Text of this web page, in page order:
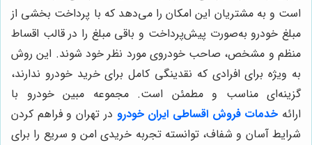
است و به مشتریان این امکان را می‌دهد که با پرداخت بخشی از
مبلغ خودرو به‌صورت پیش‌پرداخت و باقی مبلغ را در قالب اقساط
منظم و مشخص، صاحب خودروی مورد نظر خود شوند. این روش
به ویژه برای افرادی که نقدینگی کامل برای خرید خودرو ندارند،
گزینه‌ای مناسب و مطمئن است. مجموعه مبین خودرو با
ارائه خدمات فروش اقساطی ایران خودرو در تهران و فراهم کردن
شرایط آسان و شفاف، توانسته تجربه خریدی امن و سریع را برای